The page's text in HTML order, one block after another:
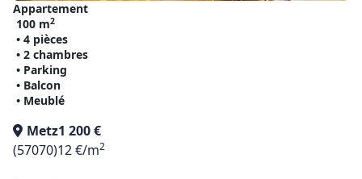
Appartement
100 m2
• 4 pièces
• 2 chambres
• Parking
• Balcon
• Meublé
Metz1 200 €
(57070)12 €/m2